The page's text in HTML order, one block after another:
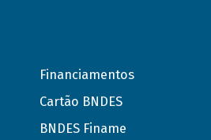
Financiamentos
Cartão BNDES
BNDES Finame